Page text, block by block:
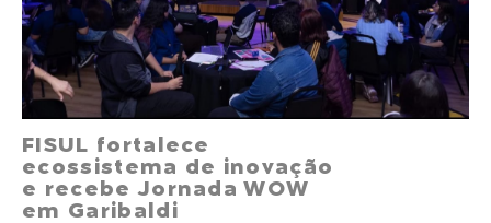
FISUL fortalece
ecossistema de inovação
e recebe Jornada WOW
em Garibaldi